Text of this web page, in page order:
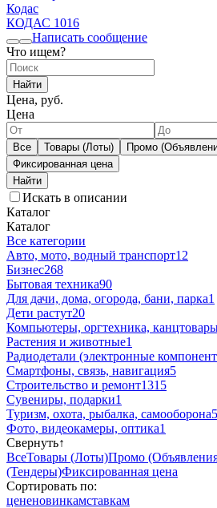
Кодас
КОДАС 1016
Написать сообщение
Что ищем?
Найти
Цена, руб.
Цена
Все Товары (Лоты) Промо
Фиксированная цена
Искать в описании
Каталог
Каталог
Все категории
Авто, мото, водный транспорт12
Бизнес268
Бытовая техника90
Для дачи, дома, огорода, бани, парка1
Дети растут20
Компьютеры, оргтехника,
Растения и животные1
Радиодетали (электронные
Смартфоны, связь, навигация5
Строительство и ремонт1315
Сувениры, подарки1
Туризм, охота, рыбалка, самооборона5
Фото, видеокамеры, оптика1
Свернуть↑
ВсеТовары (Лоты)Промо
(Тендеры)Фиксированная цена
Сортировать по:
цененовинкамставкам